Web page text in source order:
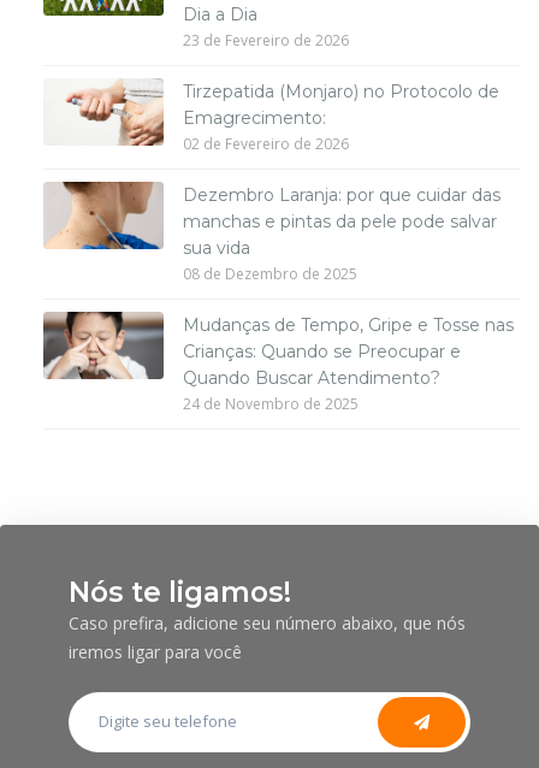
Dia a Dia
23 de Fevereiro de 2026
Tirzepatida (Monjaro) no Protocolo de
Emagrecimento:
02 de Fevereiro de 2026
Dezembro Laranja: por que cuidar das
manchas e pintas da pele pode salvar
sua vida
08 de Dezembro de 2025
Mudanças de Tempo, Gripe e Tosse nas
Crianças: Quando se Preocupar e
Quando Buscar Atendimento?
24 de Novembro de 2025
Nós te ligamos!
Caso prefira, adicione seu número abaixo, que nós
iremos ligar para você